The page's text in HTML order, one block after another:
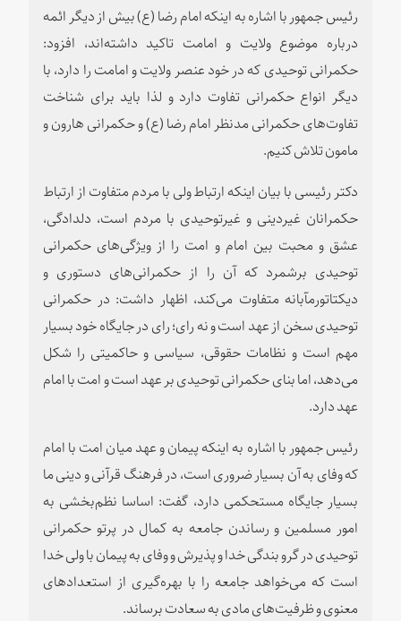
رئیس جمهور با اشاره به اینکه امام رضا (ع) بیش از دیگر ائمه
درباره موضوع ولایت و امامت تاکید داشته‌اند، افزود:
حکمرانی توحیدی که در خود عنصر ولایت و امامت را دارد، با
دیگر انواع حکمرانی تفاوت دارد و لذا باید برای شناخت
تفاوت‌های حکمرانی مدنظر امام رضا (ع) و حکمرانی هارون و
مامون تلاش کنیم.
دکتر رئیسی با بیان اینکه ارتباط ولی با مردم متفاوت از ارتباط
حکمرانان غیردینی و غیرتوحیدی با مردم است، دلدادگی،
عشق و محبت بین امام و امت را از ویژگی‌های حکمرانی
توحیدی برشمرد که آن را از حکمرانی‌های دستوری و
دیکتاتورمآبانه متفاوت می‌کند، اظهار داشت: در حکمرانی
توحیدی سخن از عهد است و نه رای؛ رای در جایگاه خود بسیار
مهم است و نظامات حقوقی، سیاسی و حاکمیتی را شکل
می‌دهد، اما بنای حکمرانی توحیدی بر عهد است و امت با امام
عهد دارد.
رئیس جمهور با اشاره به اینکه پیمان و عهد میان امت با امام
که وفای به آن بسیار ضروری است، در فرهنگ قرآنی و دینی ما
بسیار جایگاه مستحکمی دارد، گفت: اساسا نظم‌بخشی به
امور مسلمین و رساندن جامعه به کمال در پرتو حکمرانی
توحیدی در گرو بندگی خدا و پذیرش و وفای به پیمان با ولی خدا
است که می‌خواهد جامعه را با بهره‌گیری از استعدادهای
معنوی و ظرفیت‌های مادی به سعادت برساند.